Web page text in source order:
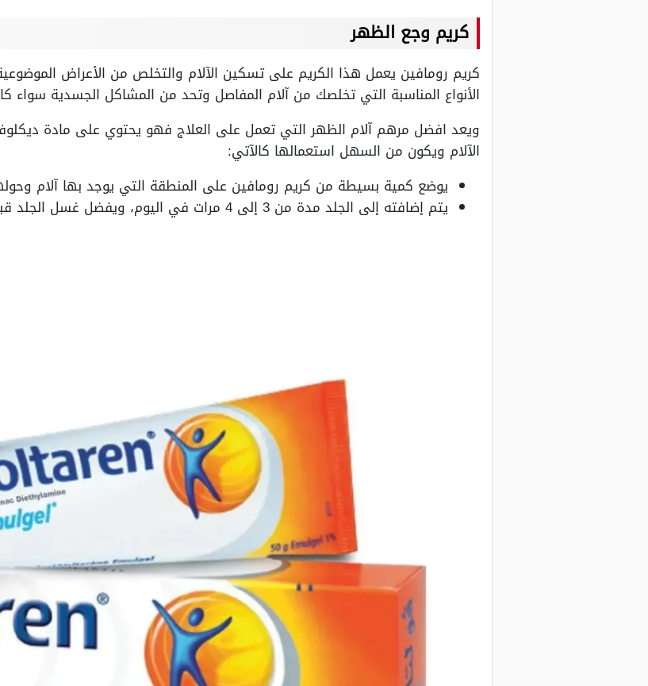
كريم وجع الظهر
كريم رومافين يعمل هذا الكريم على تسكين الآلام والتخلص من الأعراض
الأنواع المناسبة التي تخلصك من آلام المفاصل وتحد من المشاكل الجسدية سواء
ويعد افضل مرهم آلام الظهر التي تعمل على العلاج فهو يحتوي على مادة
الآلام ويكون من السهل استعمالها كالآتي:
يوضع كمية بسيطة من كريم رومافين على المنطقة التي يوجد بها آلام
يتم إضافته إلى الجلد مدة من 3 إلى 4 مرات في اليوم، ويفضل غسل الجلد قبل التطبيق.